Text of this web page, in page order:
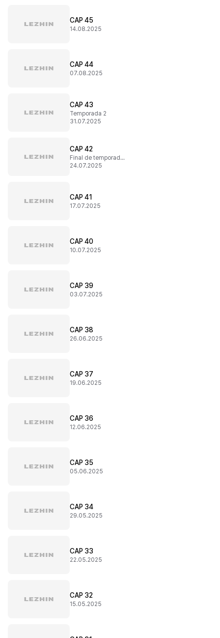
CAP 45
14.08.2025
CAP 44
07.08.2025
CAP 43
Temporada 2
31.07.2025
CAP 42
Final de temporada 1
24.07.2025
CAP 41
17.07.2025
CAP 40
10.07.2025
CAP 39
03.07.2025
CAP 38
26.06.2025
CAP 37
19.06.2025
CAP 36
12.06.2025
CAP 35
05.06.2025
CAP 34
29.05.2025
CAP 33
22.05.2025
CAP 32
15.05.2025